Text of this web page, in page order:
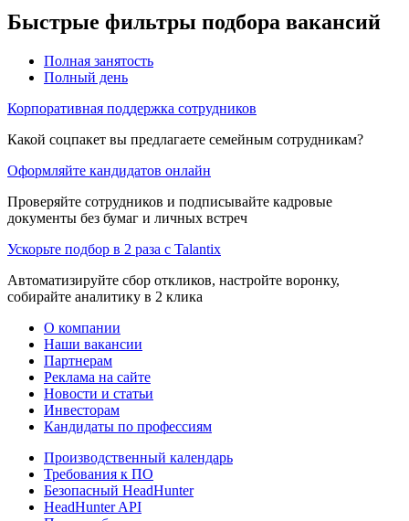
Быстрые фильтры подбора вакансий
Полная занятость
Полный день
Корпоративная поддержка сотрудников
Какой соцпакет вы предлагаете семейным сотрудникам?
Оформляйте кандидатов онлайн
Проверяйте сотрудников и подписывайте кадровые
документы без бумаг и личных встреч
Ускорьте подбор в 2 раза с Talantix
Автоматизируйте сбор откликов, настройте воронку,
собирайте аналитику в 2 клика
О компании
Наши вакансии
Партнерам
Реклама на сайте
Новости и статьи
Инвесторам
Кандидаты по профессиям
Производственный календарь
Требования к ПО
Безопасный HeadHunter
HeadHunter API